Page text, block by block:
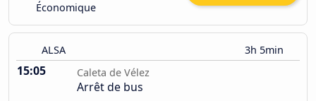
Économique
ALSA 3h 5min
15:05 Caleta de Vélez
Arrêt de bus